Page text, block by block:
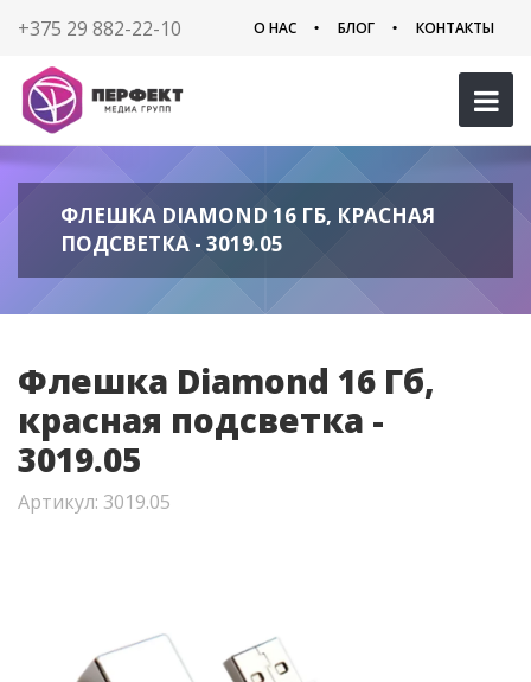
+375 29 882-22-10 О НАС БЛОГ КОНТАКТЫ
ФЛЕШКА DIAMOND 16 ГБ, КРАСНАЯ
ПОДСВЕТКА - 3019.05
Флешка Diamond 16 Гб,
красная подсветка -
3019.05
Артикул: 3019.05